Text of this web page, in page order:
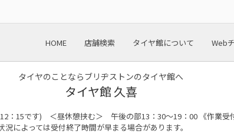
HOME 店舗検索 タイヤ館について Web
タイヤのことならブリヂストンのタイヤ館へ
タイヤ館 久喜
：15です) ＜昼休憩挟む＞ 午後の部13：30～19：00 《作業
況によっては受付終了時間が早まる場合があります。